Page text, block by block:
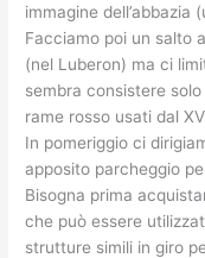
immagine dell’abbazia
Facciamo poi un salto
(nel Luberon) ma ci
sembra consistere
rame rosso usati dal
In pomeriggio ci
apposito parcheggio
Bisogna prima
che può essere
strutture simili in giro